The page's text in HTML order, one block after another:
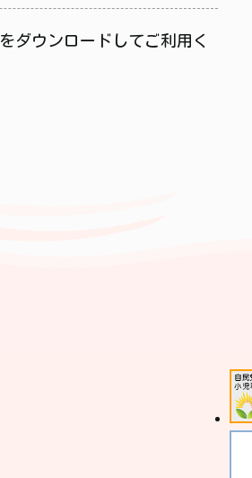
をダウンロードしてご利用く